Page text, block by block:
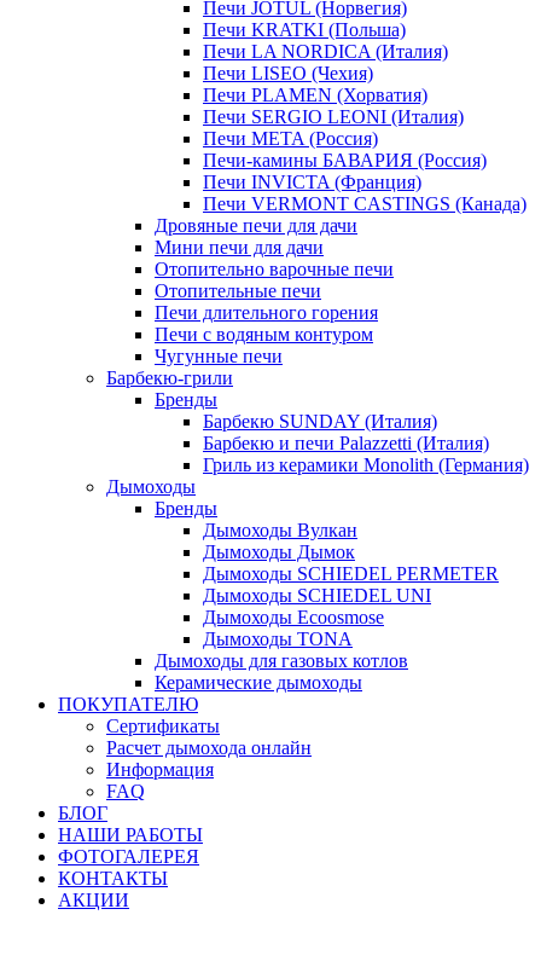
Печи JOTUL (Норвегия)
Печи KRATKI (Польша)
Печи LA NORDICA (Италия)
Печи LISEO (Чехия)
Печи PLAMEN (Хорватия)
Печи SERGIO LEONI (Италия)
Печи META (Россия)
Печи-камины БАВАРИЯ (Россия)
Печи INVICTA (Франция)
Печи VERMONT CASTINGS (Канада)
Дровяные печи для дачи
Мини печи для дачи
Отопительно варочные печи
Отопительные печи
Печи длительного горения
Печи с водяным контуром
Чугунные печи
Барбекю-грили
Бренды
Барбекю SUNDAY (Италия)
Барбекю и печи Palazzetti (Италия)
Гриль из керамики Monolith (Германия)
Дымоходы
Бренды
Дымоходы Вулкан
Дымоходы Дымок
Дымоходы SCHIEDEL PERMETER
Дымоходы SCHIEDEL UNI
Дымоходы Ecoosmose
Дымоходы TONA
Дымоходы для газовых котлов
Керамические дымоходы
ПОКУПАТЕЛЮ
Сертификаты
Расчет дымохода онлайн
Информация
FAQ
БЛОГ
НАШИ РАБОТЫ
ФОТОГАЛЕРЕЯ
КОНТАКТЫ
АКЦИИ